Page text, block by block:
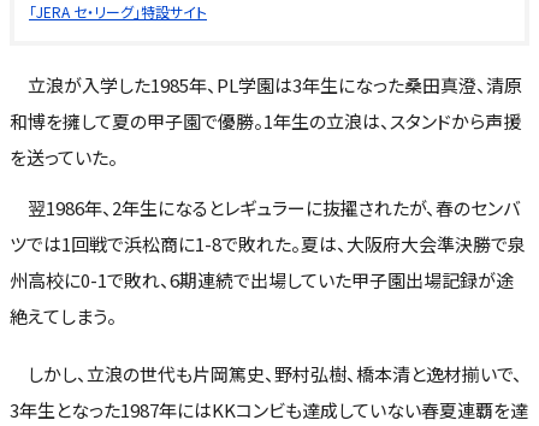
「JERA セ・リーグ」特設サイト
立浪が入学した1985年、PL学園は3年生になった桑田真澄、清原
和博を擁して夏の甲子園で優勝。1年生の立浪は、スタンドから声援
を送っていた。
翌1986年、2年生になるとレギュラーに抜擢されたが、春のセンバ
ツでは1回戦で浜松商に1-8で敗れた。夏は、大阪府大会準決勝で泉
州高校に0-1で敗れ、6期連続で出場していた甲子園出場記録が途
絶えてしまう。
しかし、立浪の世代も片岡篤史、野村弘樹、橋本清と逸材揃いで、
3年生となった1987年にはKKコンビも達成していない春夏連覇を達